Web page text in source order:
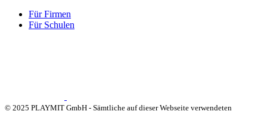
Für Firmen
Für Schulen
© 2025 PLAYMIT GmbH - Sämtliche auf dieser Webseite verwendeten